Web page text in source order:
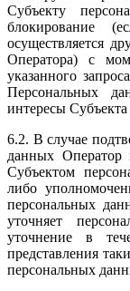
Субъекту
блокирование
осуществляется
Оператора) с
указанного
Персональных
интересы
6.2. В случае
данных Оператор
Субъектом
либо
персональных
уточняет
уточнение в
представления
персональных